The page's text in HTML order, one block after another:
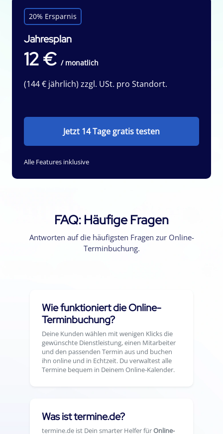
20% Ersparnis
Jahresplan
12 € / monatlich
(144 € jährlich) zzgl. USt. pro Standort.
Jetzt 14 Tage gratis testen
Alle Features inklusive
FAQ: Häufige Fragen
Antworten auf die häufigsten Fragen zur Online-
Terminbuchung.
Wie funktioniert die Online-
Terminbuchung?
Deine Kunden wählen mit wenigen Klicks die
gewünschte Dienstleistung, einen Mitarbeiter
und den passenden Termin aus und buchen
ihn online und in Echtzeit. Du verwaltest alle
Termine bequem in Deinem Online-Kalender.
Was ist termine.de?
termine.de ist Dein smarter Helfer fürOnline-